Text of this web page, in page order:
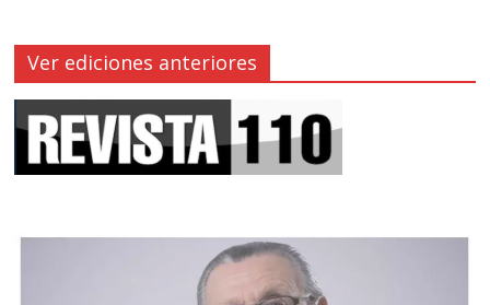
Ver ediciones anteriores